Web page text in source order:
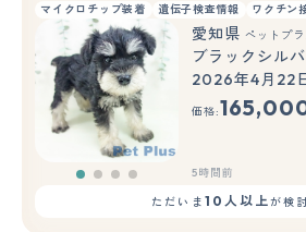
マイクロチップ装着 遺伝子検査情報 ワクチン
愛知県 ペットプ
ブラックシル
2026年4月22
価格:
5時間前
ただいま 10人以上が検